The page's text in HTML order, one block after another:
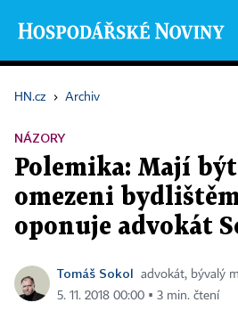
HN.cz › Archiv
NÁZORY
Polemika: Mají
omezeni
oponuje advokát
Tomáš Sokol
advokát, bývalý
5. 11. 2018 00:00 ▪ 3 min. čtení